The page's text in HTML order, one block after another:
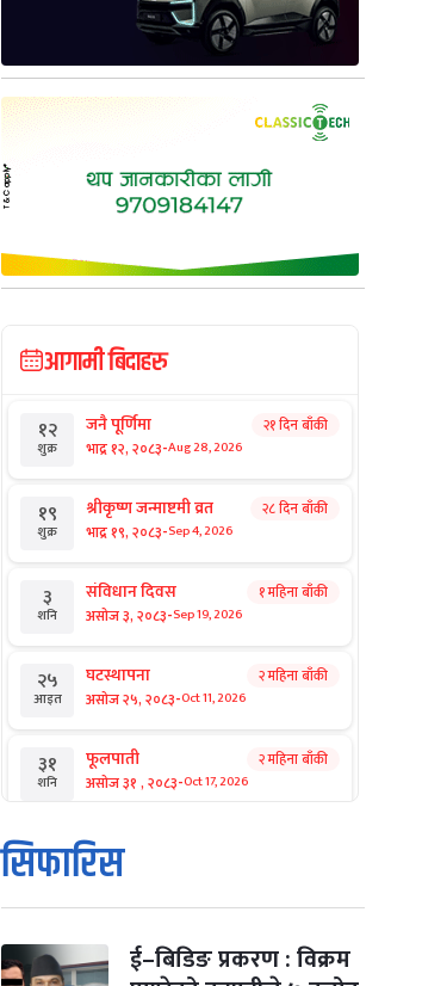
आगामी बिदाहरु
१२
शुक्र
जनै पूर्णिमा
भाद्र १२, २०८३-Aug 28, 2026
२१ दिन बाँकी
१९
शुक्र
श्रीकृष्ण जन्माष्टमी व्रत
भाद्र १९, २०८३-Sep 4, 2026
२८ दिन बाँकी
३
शनि
संविधान दिवस
असोज ३, २०८३-Sep 19, 2026
१ महिना बाँकी
२५
आइत
घटस्थापना
असोज २५, २०८३-Oct 11, 2026
२ महिना बाँकी
३१
शनि
फूलपाती
असोज ३१ , २०८३-Oct 17, 2026
२ महिना बाँकी
१
आइत
कार्तिक सङ्क्रान्ति
कार्तिक १, २०८३
मंगल कार्तिक ३, २०८३-Oct 20, 2026
सिफारिस
ई–बिडिङ प्रकरण : विक्रम